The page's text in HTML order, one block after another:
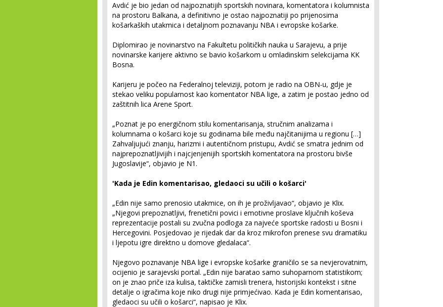
Avdić je bio jedan od najpoznatijih sportskih novinara, komentatora i kolumnista
na prostoru Balkana, a definitivno je ostao najpoznatiji po prijenosima
košarkaških utakmica i detaljnom poznavanju NBA i evropske košarke.
Diplomirao je novinarstvo na Fakultetu političkih nauka u Sarajevu, a prije
novinarske karijere aktivno se bavio košarkom u omladinskim selekcijama KK
Bosna.
Karijeru je počeo na Federalnoj televiziji, potom je radio na OBN-u, gdje je
stekao veliku popularnost kao komentator NBA lige, a zatim je postao jedno od
zaštitnih lica Arene Sport.
„Poznat je po energičnom stilu komentarisanja, stručnim analizama i
kolumnama o košarci koje su godinama bile među najčitanijima u regionu […]
Zahvaljujući znanju, harizmi i autentičnom pristupu, Avdić se smatra jednim od
najprepoznatljivijih i najcjenjenijih sportskih komentatora na prostoru bivše
Jugoslavije“, objavio je N1.
'Kada je Edin komentarisao, gledaoci su učili o košarci'
„Edin nije samo prenosio utakmice, on ih je proživljavao“, objavio je Klix.
„Njegovi prepoznatljivi, frenetični povici i emotivne proslave ključnih koševa
reprezentacije postali su zvučna podloga za najveće sportske radosti u Bosni i
Hercegovini. Posjedovao je rijedak dar da kroz mikrofon prenese svu dramatiku
i ljepotu igre direktno u domove gledalaca“.
Njegovo poznavanje NBA lige i evropske košarke graničilo se sa nevjerovatnim,
ocijenio je sarajevski portal. „Edin nije baratao samo suhoparnom statistikom;
on je znao priče iza kulisa, taktičke zamisli trenera, historijski kontekst i sitne
detalje o igračima koje niko drugi nije primjećivao. Kada je Edin komentarisao,
gledaoci su učili o košarci“, napisao je Klix.